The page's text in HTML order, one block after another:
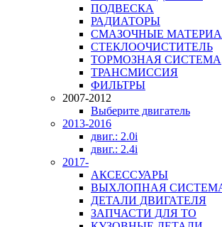
ПОДВЕСКА
РАДИАТОРЫ
СМАЗОЧНЫЕ
СТЕКЛООЧИСТИТЕЛЬ
ТОРМОЗНАЯ СИСТЕМА
ТРАНСМИССИЯ
ФИЛЬТРЫ
2007-2012
Выберите двигатель
2013-2016
двиг.: 2.0i
двиг.: 2.4i
2017-
АКСЕССУАРЫ
ВЫХЛОПНАЯ
ДЕТАЛИ ДВИГАТЕЛЯ
ЗАПЧАСТИ ДЛЯ ТО